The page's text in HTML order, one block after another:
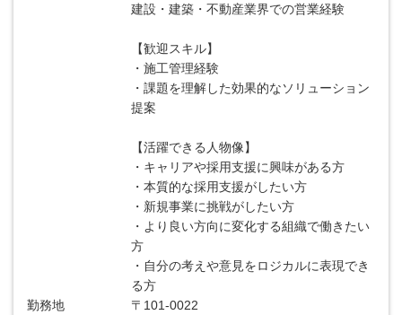
建設・建築・不動産業界での営業経験
【歓迎スキル】
・施工管理経験
・課題を理解した効果的なソリューション
提案
【活躍できる人物像】
・キャリアや採用支援に興味がある方
・本質的な採用支援がしたい方
・新規事業に挑戦がしたい方
・より良い方向に変化する組織で働きたい
方
・自分の考えや意見をロジカルに表現でき
る方
勤務地
〒101-0022